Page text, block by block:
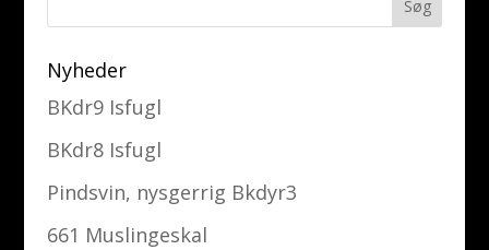
Nyheder
BKdr9 Isfugl
BKdr8 Isfugl
Pindsvin, nysgerrig Bkdyr3
661 Muslingeskal